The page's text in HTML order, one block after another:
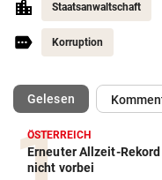
Staatsanwaltschaft
Korruption
Gelesen(ausgewählt)
ÖSTERREICH
Erneuter Allzeit-
nicht vorbei